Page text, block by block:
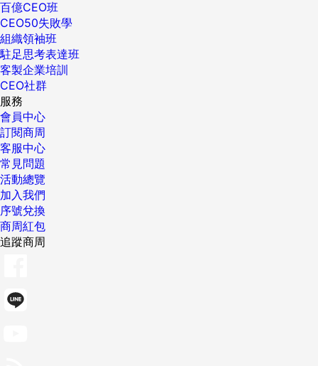
百億CEO班
CEO50失敗學
組織領袖班
駐足思考表達班
客製企業培訓
CEO社群
服務
會員中心
訂閱商周
客服中心
常見問題
活動總覽
加入我們
序號兌換
商周紅包
追蹤商周